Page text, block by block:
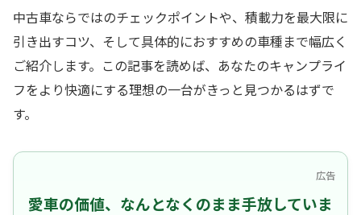
中古車ならではのチェックポイントや、積載力を最大限に
引き出すコツ、そして具体的におすすめの車種まで幅広く
ご紹介します。この記事を読めば、あなたのキャンプライ
フをより快適にする理想の一台がきっと見つかるはずで
す。
広告
愛車の価値、なんとなくのまま手放していま